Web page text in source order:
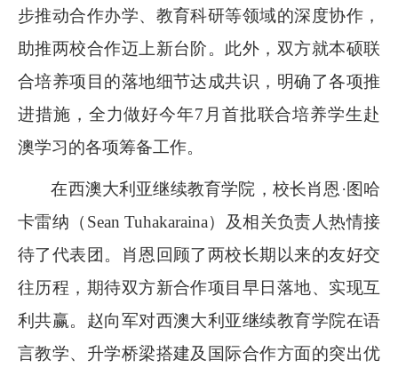
步推动合作办学、教育科研等领域的深度协作，
助推两校合作迈上新台阶。此外，双方就本硕联
合培养项目的落地细节达成共识，明确了各项推
进措施，全力做好今年7月首批联合培养学生赴
澳学习的各项筹备工作。
在西澳大利亚继续教育学院，校长肖恩·图哈
卡雷纳（Sean Tuhakaraina）及相关负责人热情接
待了代表团。肖恩回顾了两校长期以来的友好交
往历程，期待双方新合作项目早日落地、实现互
利共赢。赵向军对西澳大利亚继续教育学院在语
言教学、升学桥梁搭建及国际合作方面的突出优